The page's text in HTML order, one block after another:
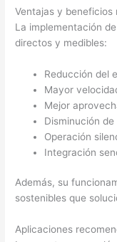
Ventajas y beneficios
La implementación
directos y medibles:
Reducción del
Mayor
Mejor
Disminución
Operación
Integración
Además, su
sostenibles que
Aplicaciones